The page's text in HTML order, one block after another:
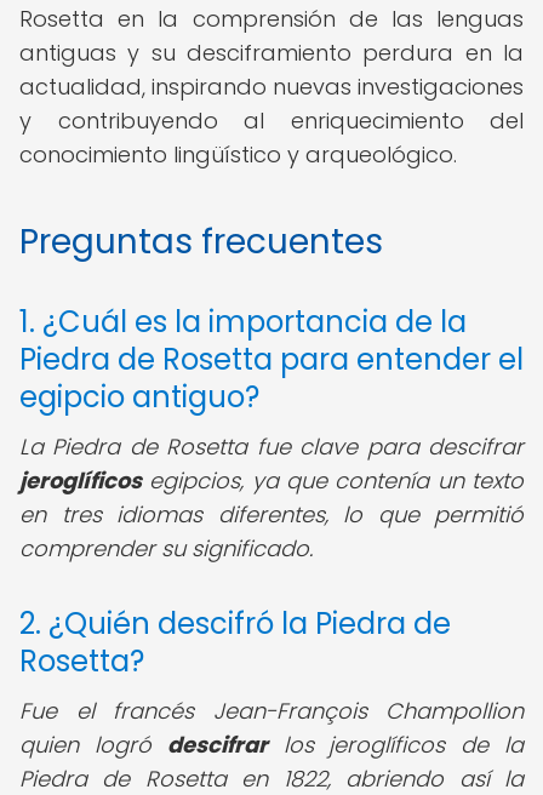
Rosetta en la comprensión de las lenguas
antiguas y su desciframiento perdura en la
actualidad, inspirando nuevas investigaciones
y contribuyendo al enriquecimiento del
conocimiento lingüístico y arqueológico.
Preguntas frecuentes
1. ¿Cuál es la importancia de la
Piedra de Rosetta para entender el
egipcio antiguo?
La Piedra de Rosetta fue clave para descifrar
jeroglíficosegipcios, ya que contenía un texto
en tres idiomas diferentes, lo que permitió
comprender su significado.
2. ¿Quién descifró la Piedra de
Rosetta?
Fue el francés Jean-François Champollion
quien logró descifrarlos jeroglíficos de la
Piedra de Rosetta en 1822, abriendo así la